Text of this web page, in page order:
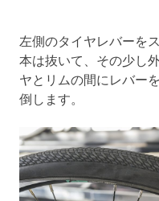
左側のタイヤレバーを
本は抜いて、その少し
ヤとリムの間にレバー
倒します。